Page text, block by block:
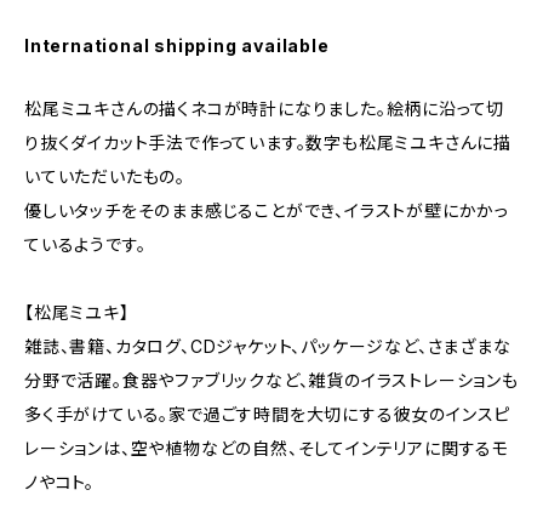
International shipping available
松尾ミユキさんの描くネコが時計になりました。絵柄に沿って切
り抜くダイカット手法で作っています。数字も松尾ミユキさんに描
いていただいたもの。
優しいタッチをそのまま感じることができ、イラストが壁にかかっ
ているようです。
【松尾ミユキ】
雑誌、書籍、カタログ、CDジャケット、パッケージなど、さまざまな
分野で活躍。食器やファブリックなど、雑貨のイラストレーションも
多く手がけている。家で過ごす時間を大切にする彼女のインスピ
レーションは、空や植物などの自然、そしてインテリアに関するモ
ノやコト。